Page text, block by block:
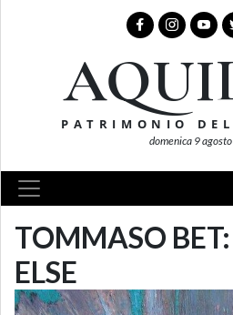
PATRIMONIO
domenica 9
TOMMASO
ELSE